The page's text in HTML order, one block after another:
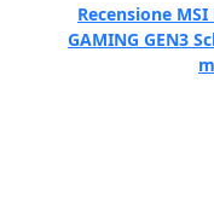
Recensione MSI
GAMING GEN3